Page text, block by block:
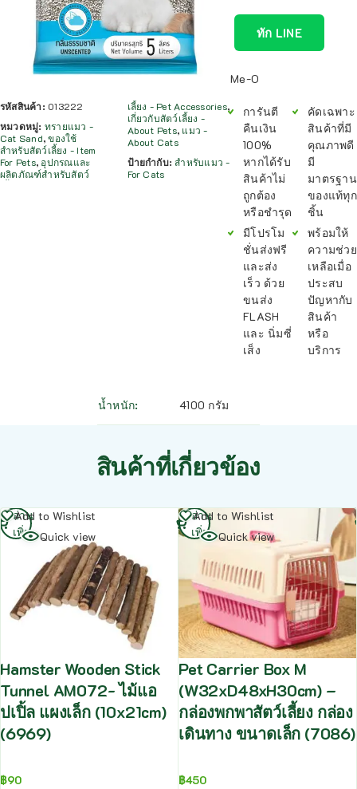
รหัสสินค้า: 013222
หมวดหมู่: ทรายแมว -
Cat Sand,ของใช้
สำหรับสัตว์เลี้ยง - Item
For Pets, อุปกรณและ
ผลิตภัณฑ์สำหรับสัตว์
เลี้ยง - Pet Accessories,
เกี่ยวกับสัตว์เลี้ยง -
About Pets, แมว -
About Cats
ป้ายกำกับ:สำหรับแมว -
For Cats
ทัก LINE
Me-O
การันตี
คืนเงิน
100%
หากได้รับ
สินค้าไม่
ถูกต้อง
หรือชำรุด
มีโปรโม
ชั่นส่งฟรี
และส่ง
เร็ว ด้วย
ขนส่ง
FLASH
และ นิ่มซี่
เส็ง
คัดเฉพาะ
สินค้าที่มี
คุณภาพดี
มี
มาตรฐาน
ของแท้ทุก
ชิ้น
พร้อมให้
ความช่วย
เหลือเมื่อ
ประสบ
ปัญหากับ
สินค้า
หรือ
บริการ
น้ำหนัก 4100 กรัม
สินค้าที่เกี่ยวข้อง
Add to Wishlist
Quick view
Hamster Wooden Stick
Tunnel AM072- ไม้แอ
ปเปิ้ล แผงเล็ก (10x21cm)
(6969)
฿90
อ่าน
เพิ่ม
Add to Wishlist
Quick view
Pet Carrier Box M
(W32xD48xH30cm) –
กล่องพกพาสัตว์เลี้ยง กล่อง
เดินทาง ขนาดเล็ก (7086)
฿450
อ่าน
เพิ่ม